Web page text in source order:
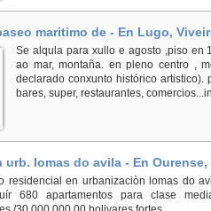
maritimo de - En Lugo,
Se alqula para xullo e agosto ,piso en
ao mar, montaña. en pleno centro ,
declarado conxunto histórico
bares, super, restaurantes,
urb. lomas do avila - En Ourense,
residencial en urbanizaciòn lomas do
680 apartamentos para clase